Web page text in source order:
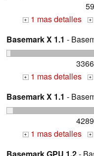
+ 1 mas detalles +
Basemark X 1.1 -
+ 1 mas detalles +
Basemark X 1.1 -
+ 1 mas detalles +
Basemark GPU 1.2-